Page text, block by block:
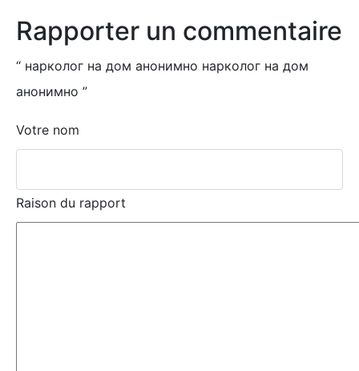
Rapporter un commentaire
“ нарколог на дом анонимно нарколог на дом
анонимно ”
Votre nom
Raison du rapport